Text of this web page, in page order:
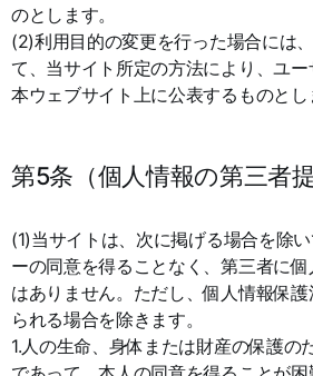
のとします。
(2)利用目的の変更を行った場合には
て、当サイト所定の方法により、ユ
本ウェブサイト上に公表するものとし
第5条（個人情報の第三者提
(1)当サイトは、次に掲げる場合を除
ーの同意を得ることなく、第三者に
はありません。ただし、個人情報保
られる場合を除きます。
1.人の生命、身体または財産の保護の